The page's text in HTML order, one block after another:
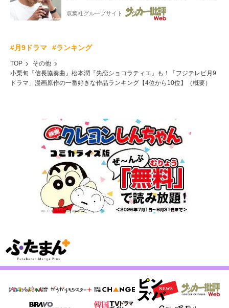
ァン困惑!「想像よりデカくて吹いた」
双葉社グループサイト
#月9ドラマ #ランキング
TOP
その他
小栗旬『信長協奏曲』松本潤『失恋ショコラティエ』も！「フジテレビ月9
ドラマ」漫画原作の一番好きな作品ランキング【4位から10位】（概要）